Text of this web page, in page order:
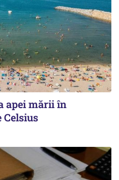
apei mării în
Celsius